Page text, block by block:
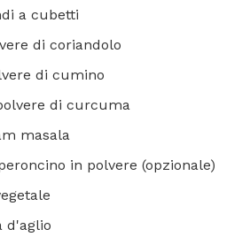
a cubetti
di coriandolo
di cumino
di curcuma
masala
in polvere (opzionale)
d'aglio